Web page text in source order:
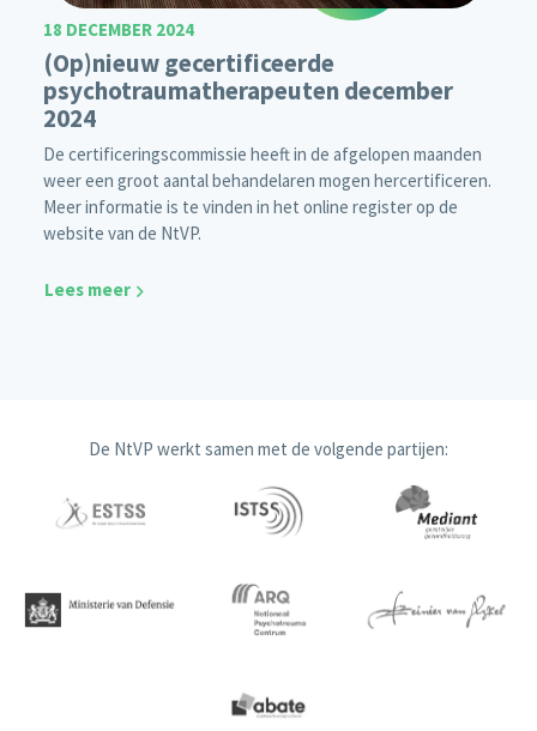
18 DECEMBER 2024
(Op)nieuw gecertificeerde
psychotraumatherapeuten december
2024
De certificeringscommissie heeft in de afgelopen maanden
weer een groot aantal behandelaren mogen hercertificeren.
Meer informatie is te vinden in het online register op de
website van de NtVP.
Lees meer
De NtVP werkt samen met de volgende partijen: